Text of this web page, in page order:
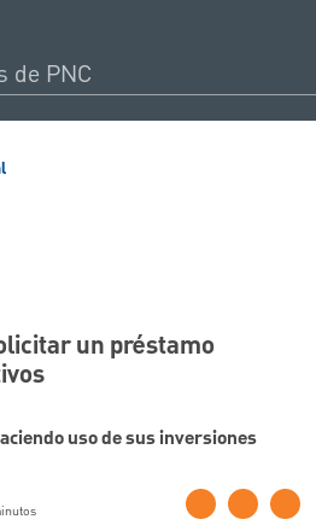
un préstamo
uso de sus inversiones